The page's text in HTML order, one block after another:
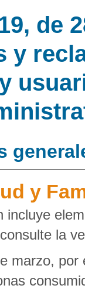
de
y
y
incluye
la
marzo,